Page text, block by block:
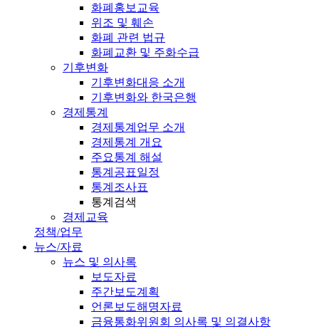
화폐홍보교육
위조 및 훼손
화폐 관련 법규
화폐교환 및 주화수급
기후변화
기후변화대응 소개
기후변화와 한국은행
경제통계
경제통계업무 소개
경제통계 개요
주요통계 해설
통계공표일정
통계조사표
통계검색
경제교육
정책/업무
뉴스/자료
뉴스 및 의사록
보도자료
주간보도계획
언론보도해명자료
금융통화위원회 의사록 및 의결사항